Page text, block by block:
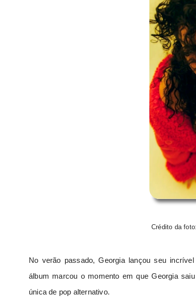
Crédito da
No verão passado, Georgia lançou seu
álbum marcou o momento em que Georgia
única de pop alternativo.